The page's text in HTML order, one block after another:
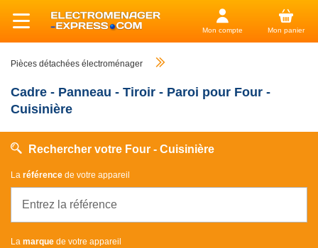
Mon compte Mon panier
Pièces détachées électroménager
Cadre - Panneau - Tiroir - Paroi pour Four -
Cuisinière
Rechercher votre Four - Cuisinière
La référence de votre appareil
La marque de votre appareil